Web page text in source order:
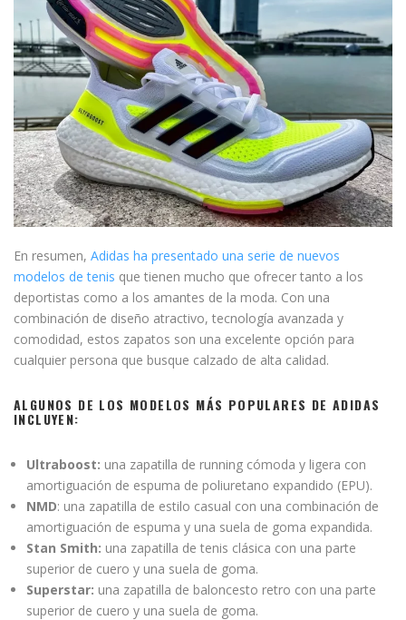
En resumen, Adidas ha presentado una serie de nuevos
modelos de tenis que tienen mucho que ofrecer tanto a los
deportistas como a los amantes de la moda. Con una
combinación de diseño atractivo, tecnología avanzada y
comodidad, estos zapatos son una excelente opción para
cualquier persona que busque calzado de alta calidad.
ALGUNOS DE LOS MODELOS MÁS POPULARES DE ADIDAS
INCLUYEN:
Ultraboost: una zapatilla de running cómoda y ligera con
amortiguación de espuma de poliuretano expandido (EPU).
NMD: una zapatilla de estilo casual con una combinación de
amortiguación de espuma y una suela de goma expandida.
Stan Smith: una zapatilla de tenis clásica con una parte
superior de cuero y una suela de goma.
Superstar: una zapatilla de baloncesto retro con una parte
superior de cuero y una suela de goma.